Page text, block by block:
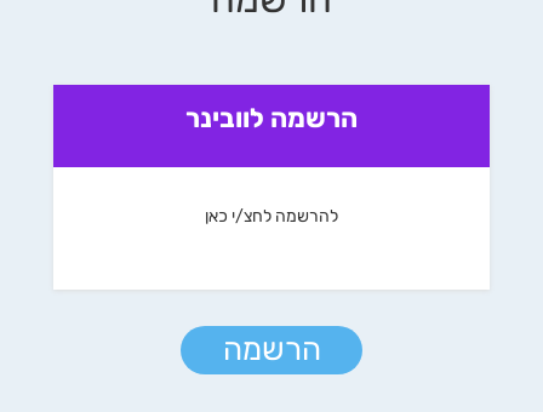
הרשמה לוובינר
להרשמה לחצ/י כאן
הרשמה